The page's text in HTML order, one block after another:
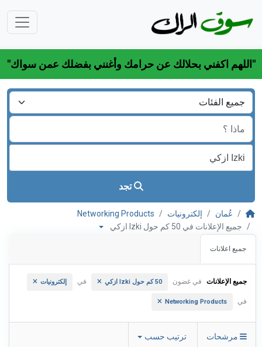
"اللهم اكفني بحلالك عن حرامك وأغنني بفضلك عمن سواك"
تجد
عُمان إلكترونيات
Networking Products
جميع الإعلانات في 50 كم حول Izki ازكي
جميع اعلانات
جميع الإعلانات في غضون 50 كم حول Izki ازكي في إلكترونيات
في Networking Products
مرشحات ترتيب حسب